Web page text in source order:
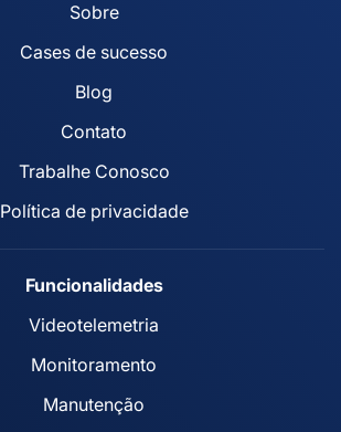
Sobre
Cases de sucesso
Blog
Contato
Trabalhe Conosco
Política de privacidade
Funcionalidades
Videotelemetria
Monitoramento
Manutenção